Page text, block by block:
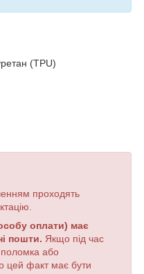
(TPU)
проходять
оплати) має
пошти. Якщо під час
поломка або
цей факт має бути